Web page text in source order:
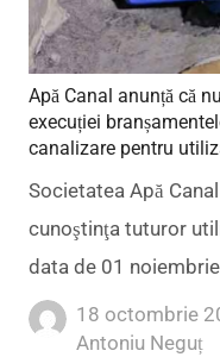
Apă Canal anunță că
execuției
canalizare pentru
Societatea Apă
cunoştinţa tuturor
data de 01
18 octombrie
Author
Antoniu Neguț